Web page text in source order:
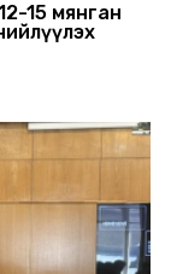
15 мянган